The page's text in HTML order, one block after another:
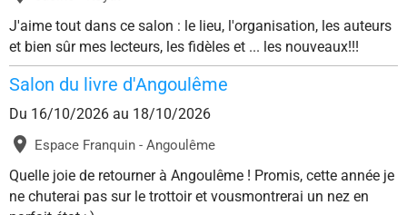
J'aime tout dans ce salon : le lieu, l'organisation, les auteurs
et bien sûr mes lecteurs, les fidèles et ... les nouveaux!!!
Salon du livre d'Angoulême
Du 16/10/2026 au 18/10/2026
Espace Franquin - Angoulême
Quelle joie de retourner à Angoulême ! Promis, cette année je
ne chuterai pas sur le trottoir et vousmontrerai un nez en